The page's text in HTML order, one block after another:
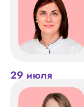
29 июля